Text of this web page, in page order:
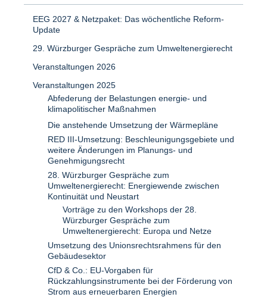
EEG 2027 & Netzpaket: Das wöchentliche Reform-
Update
29. Würzburger Gespräche zum Umweltenergierecht
Veranstaltungen 2026
Veranstaltungen 2025
Abfederung der Belastungen energie- und
klimapolitischer Maßnahmen
Die anstehende Umsetzung der Wärmepläne
RED III-Umsetzung: Beschleunigungsgebiete und
weitere Änderungen im Planungs- und
Genehmigungsrecht
28. Würzburger Gespräche zum
Umweltenergierecht: Energiewende zwischen
Kontinuität und Neustart
Vorträge zu den Workshops der 28.
Würzburger Gespräche zum
Umweltenergierecht: Europa und Netze
Umsetzung des Unionsrechtsrahmens für den
Gebäudesektor
CfD & Co.: EU-Vorgaben für
Rückzahlungsinstrumente bei der Förderung von
Strom aus erneuerbaren Energien